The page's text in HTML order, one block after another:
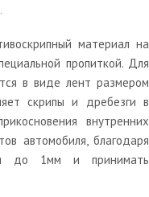
материал на
пропиткой. Для
в виде лент размером
скрипы и дребезги в
внутренних
автомобиля, благодаря
до 1мм и принимать